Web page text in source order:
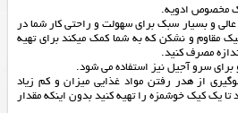
مخصوص ادویه.
و بسیار سبک برای سهولت و راحتی کار شما در
مقاوم و نشکن که به شما کمک میکند برای تهیه
مصرف کنید.
سرو آجیل نیز استفاده می شود.
از هدر رفتن مواد غذایی میزان و کم زیاد
یک کیک خوشمزه را تهیه کنید بدون اینکه مقدار